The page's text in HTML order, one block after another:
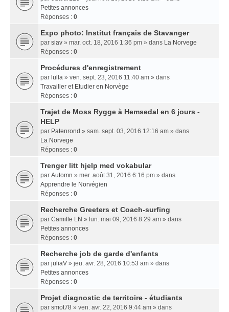
Petites annonces
Réponses : 0
Expo photo: Institut français de Stavanger
par siav » mar. oct. 18, 2016 1:36 pm » dans La Norvege
Réponses : 0
Procédures d'enregistrement
par lulla » ven. sept. 23, 2016 11:40 am » dans
Travailler et Etudier en Norvège
Réponses : 0
Trajet de Moss Rygge à Hemsedal en 6 jours -
HELP
par Patenrond » sam. sept. 03, 2016 12:16 am » dans
La Norvege
Réponses : 0
Trenger litt hjelp med vokabular
par Automn » mer. août 31, 2016 6:16 pm » dans
Apprendre le Norvégien
Réponses : 0
Recherche Greeters et Coach-surfing
par Camille LN » lun. mai 09, 2016 8:29 am » dans
Petites annonces
Réponses : 0
Recherche job de garde d'enfants
par juliaV » jeu. avr. 28, 2016 10:53 am » dans
Petites annonces
Réponses : 0
Projet diagnostic de territoire - étudiants
par smot78 » ven. avr. 22, 2016 9:44 am » dans